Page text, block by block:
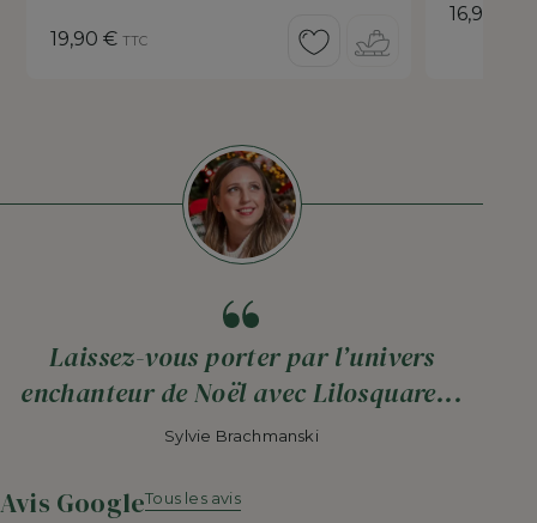
Prix
19,90 € TTC
Prix
16,90 €
Laissez-vous porter par l’univers
enchanteur de Noël avec Lilosquare...
Sylvie Brachmanski
Avis GoogleTous les avis